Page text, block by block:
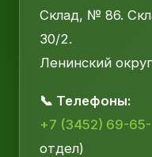
Склад, № 86.
30/2.
Ленинский округ
📞 Телефоны:
+7 (3452) 69-
отдел)